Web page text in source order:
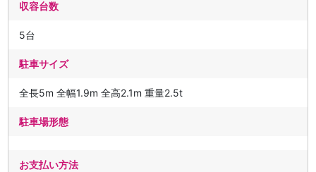
収容台数
5台
駐車サイズ
全長5m 全幅1.9m 全高2.1m 重量2.5t
駐車場形態
お支払い方法